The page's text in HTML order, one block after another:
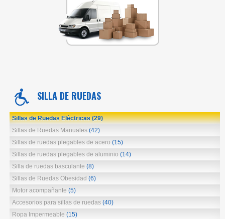
SILLA DE RUEDAS
Sillas de Ruedas Eléctricas(29)
Sillas de Ruedas Manuales (42)
Sillas de ruedas plegables de acero (15)
Sillas de ruedas plegables de aluminio (14)
Silla de ruedas basculante (8)
Sillas de Ruedas Obesidad (6)
Motor acompañante (5)
Accesorios para sillas de ruedas (40)
Ropa Impermeable (15)